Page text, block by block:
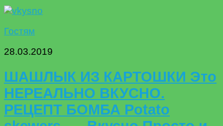
Гостям
28.03.2019
ШАШЛЫК ИЗ КАРТОШКИ Это
НЕРЕАЛЬНО ВКУСНО.
РЕЦЕПТ БОМБА Potato